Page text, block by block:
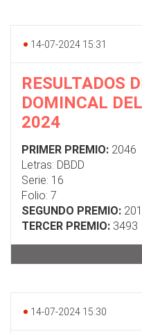
14-07-2024 15:31
RESULTADOS
DOMINCAL
2024
PRIMER PREMIO: 2046
Letras: DBDD
Serie: 16
Folio: 7
SEGUNDO PREMIO:
TERCER PREMIO: 3493
14-07-2024 15:30